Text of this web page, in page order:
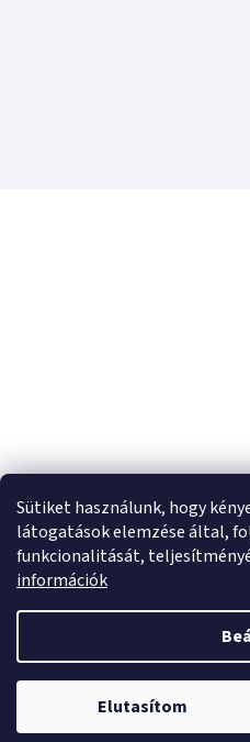
Sütiket használunk, hogy
látogatások elemzése által,
funkcionalitását,
információk
Elutasítom